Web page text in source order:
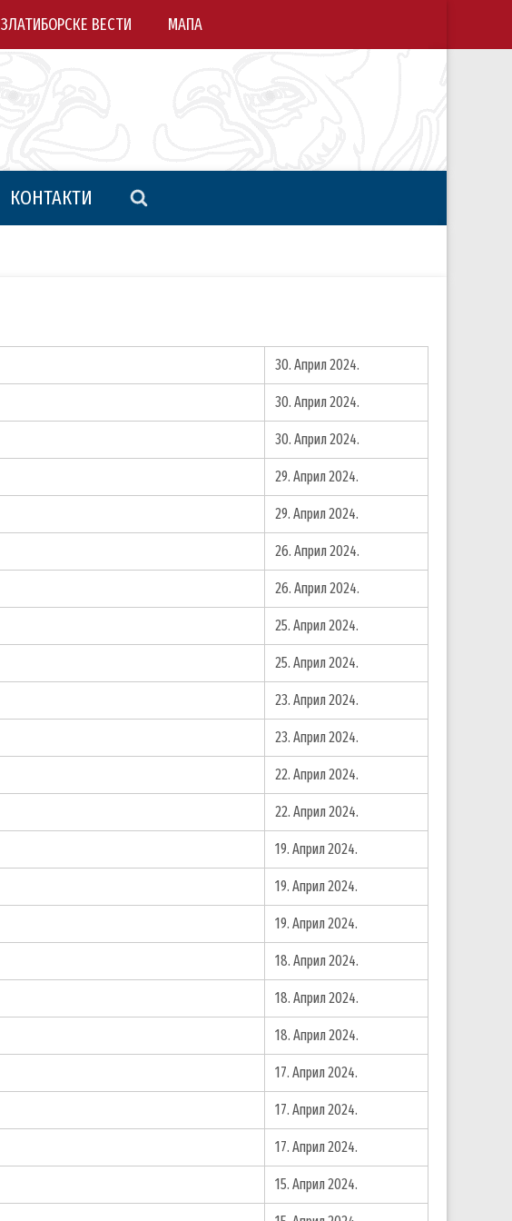
ЗЛАТИБОРСКЕ ВЕСТИ МАПА
КОНТАКТИ
30. Април 2024.
30. Април 2024.
30. Април 2024.
29. Април 2024.
29. Април 2024.
26. Април 2024.
26. Април 2024.
25. Април 2024.
25. Април 2024.
23. Април 2024.
23. Април 2024.
22. Април 2024.
22. Април 2024.
19. Април 2024.
19. Април 2024.
19. Април 2024.
18. Април 2024.
18. Април 2024.
18. Април 2024.
17. Април 2024.
17. Април 2024.
17. Април 2024.
15. Април 2024.